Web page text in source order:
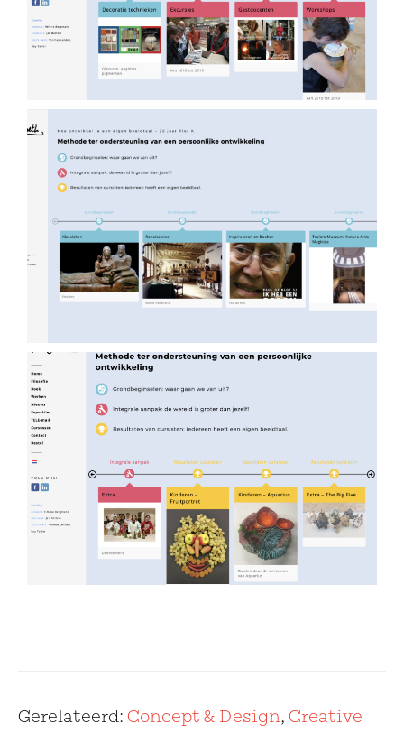
Gerelateerd: Concept & Design, Creative